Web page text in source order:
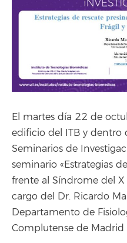
El martes día 22 de
edificio del ITB y dentro
Seminarios de
seminario «Estrategias
frente al Síndrome del X
cargo del Dr. Ricardo
Departamento de
Complutense de Madrid